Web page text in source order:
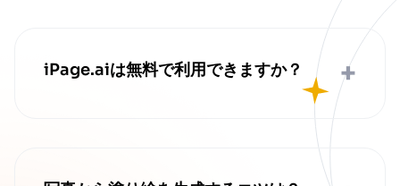
iPage.aiは無料で利用できますか？
ログイン不要でAI塗り絵生成を無料体験い
みください。高度な機能や誕生日 塗り絵な
+